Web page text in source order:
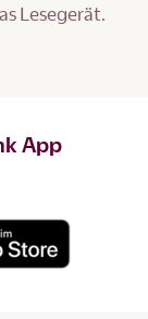
Lesegerät.
App